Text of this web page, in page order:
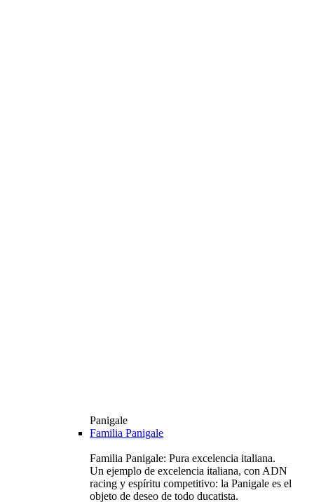
Panigale
Familia Panigale
Familia Panigale: Pura excelencia italiana.
Un ejemplo de excelencia italiana, con ADN
racing y espíritu competitivo: la Panigale es el
objeto de deseo de todo ducatista.